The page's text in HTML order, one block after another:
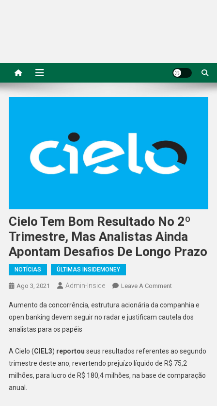
Cielo Tem Bom Resultado No 2º
Trimestre, Mas Analistas Ainda
Apontam Desafios De Longo Prazo
NOTÍCIAS ÚLTIMAS INSIDEMONEY
Ago 3, 2021 Admin-Inside Leave A CommentOn
Tem
Bom
2º
Trimestre,
Mas
Aumento da concorrência, estrutura acionária da companhia e
open banking devem seguir no radar e justificam cautela dos
analistas para os papéis
A Cielo (CIEL3) reportou seus resultados referentes ao segundo
trimestre deste ano, revertendo prejuízo líquido de R$ 75,2
milhões, para lucro de R$ 180,4 milhões, na base de comparação
anual.